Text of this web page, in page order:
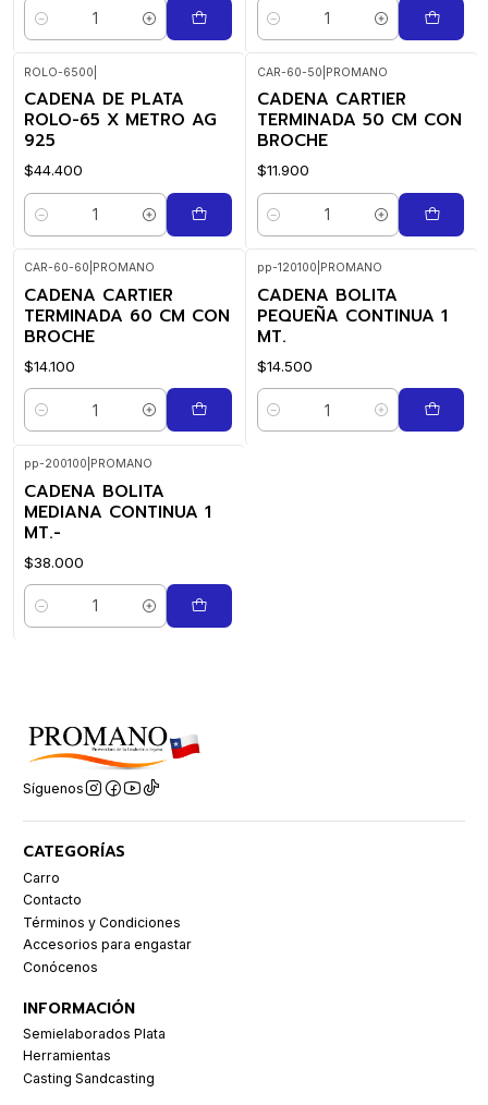
Cantidad Cantidad
ROLO-6500
CADENA DE PLATA
ROLO-65 X METRO AG
925
$44.400
Cantidad
CAR-60-50 PROMANO
CADENA CARTIER
TERMINADA 50 CM CON
BROCHE
$11.900
Cantidad
CAR-60-60 PROMANO
CADENA CARTIER
TERMINADA 60 CM CON
BROCHE
$14.100
Cantidad
pp-120100 PROMANO
CADENA BOLITA
PEQUEÑA CONTINUA 1
MT.
$14.500
Cantidad
pp-200100 PROMANO
CADENA BOLITA
MEDIANA CONTINUA 1
MT.-
$38.000
Cantidad
Síguenos
CATEGORÍAS
Carro
Contacto
Términos y Condiciones
Accesorios para engastar
Conócenos
INFORMACIÓN
Semielaborados Plata
Herramientas
Casting Sandcasting